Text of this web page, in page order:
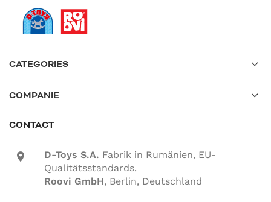
CATEGORIES
COMPANIE
CONTACT
location-icon D-Toys S.A. Fabrik in Rumänien, EU-
Qualitätsstandards.
Roovi GmbH, Berlin, Deutschland